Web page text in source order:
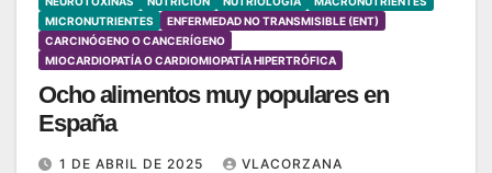
MICRONUTRIENTES
ENFERMEDAD NO TRANSMISIBLE (ENT)
CARCINÓGENO O CANCERÍGENO
MIOCARDIOPATÍA O CARDIOMIOPATÍA HIPERTRÓFICA
Ocho alimentos muy populares en
España
1 DE ABRIL DE 2025 VLACORZANA